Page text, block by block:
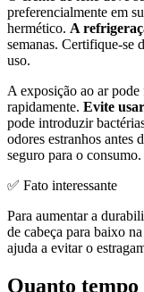
preferencialmente em
hermético. A
semanas. Certifique-se
uso.
A exposição ao ar
rapidamente. Evite
pode introduzir
odores estranhos antes
seguro para o consumo.
✅ Fato interessante
Para aumentar a
de cabeça para baixo
ajuda a evitar o
Quanto